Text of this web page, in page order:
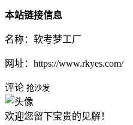
本站链接信息
名称：软考梦工厂
网址：https://www.rkyes.com/
评论 抢沙发
欢迎您留下宝贵的见解！